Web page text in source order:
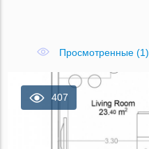
Просмотренные (1)
407